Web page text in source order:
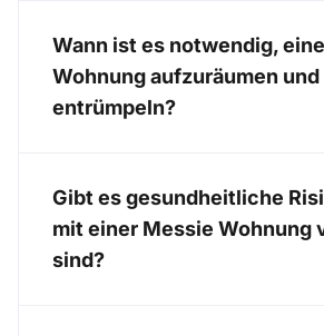
Wann ist es notwendig,
Wohnung aufzuräumen und
entrümpeln?
Gibt es gesundheitliche
mit einer Messie Wohnung
sind?